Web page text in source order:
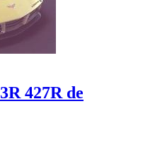
427R de